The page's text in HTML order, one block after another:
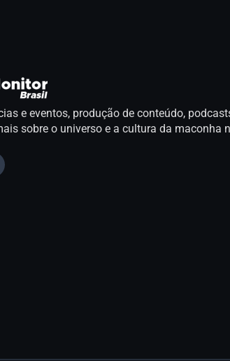
e eventos, produção de conteúdo,
sobre o universo e a cultura da maconha